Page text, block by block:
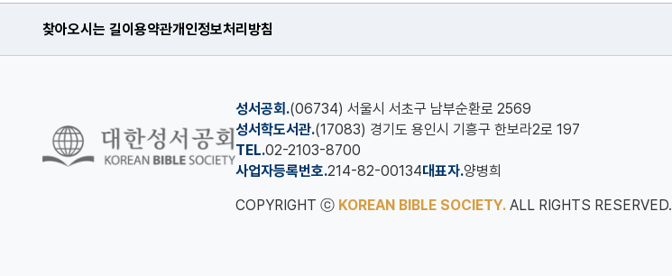
찾아오시는 길이용약관개인정보처리방침
성서공회.(06734) 서울시 서초구 남부순환로 2569
성서학도서관.(17083) 경기도 용인시 기흥구 한보라2로 197
TEL.02-2103-8700
사업자등록번호.214-82-00134대표자.양병희
COPYRIGHT ⓒ KOREAN BIBLE SOCIETY. ALL RIGHTS RESERVED.